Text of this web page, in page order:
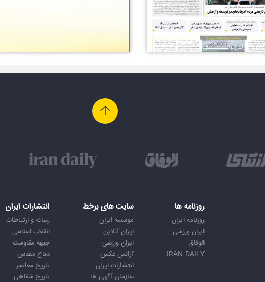
روزنامه ها
روزنامه ایران
ایران ورزشی
الوفاق
IRAN DAILY
سایت های برخط
موسسه ایران
ایران آنلاین
ایران ورزشی
آژانس عکس
انتشارات ایران
سازمان آگهی ها
انتشارات ایران
رسانه و ارتباطات
انقلاب اسلامی
جبهه مقاومت
دفاع مقدس
تاریخ معاصر
تاریخ شفاهی